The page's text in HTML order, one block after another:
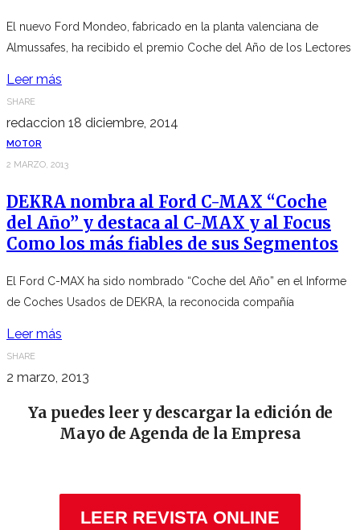
El nuevo Ford Mondeo, fabricado en la planta valenciana de
Almussafes, ha recibido el premio Coche del Año de los Lectores
Leer más
SHARE
redaccion 18 diciembre, 2014
MOTOR
2 MARZO, 2013
DEKRA nombra al Ford C-MAX “Coche
del Año” y destaca al C-MAX y al Focus
Como los más fiables de sus Segmentos
El Ford C-MAX ha sido nombrado “Coche del Año” en el Informe
de Coches Usados de DEKRA, la reconocida compañía
Leer más
SHARE
2 marzo, 2013
Ya puedes leer y descargar la edición de
Mayo de Agenda de la Empresa
LEER REVISTA ONLINE